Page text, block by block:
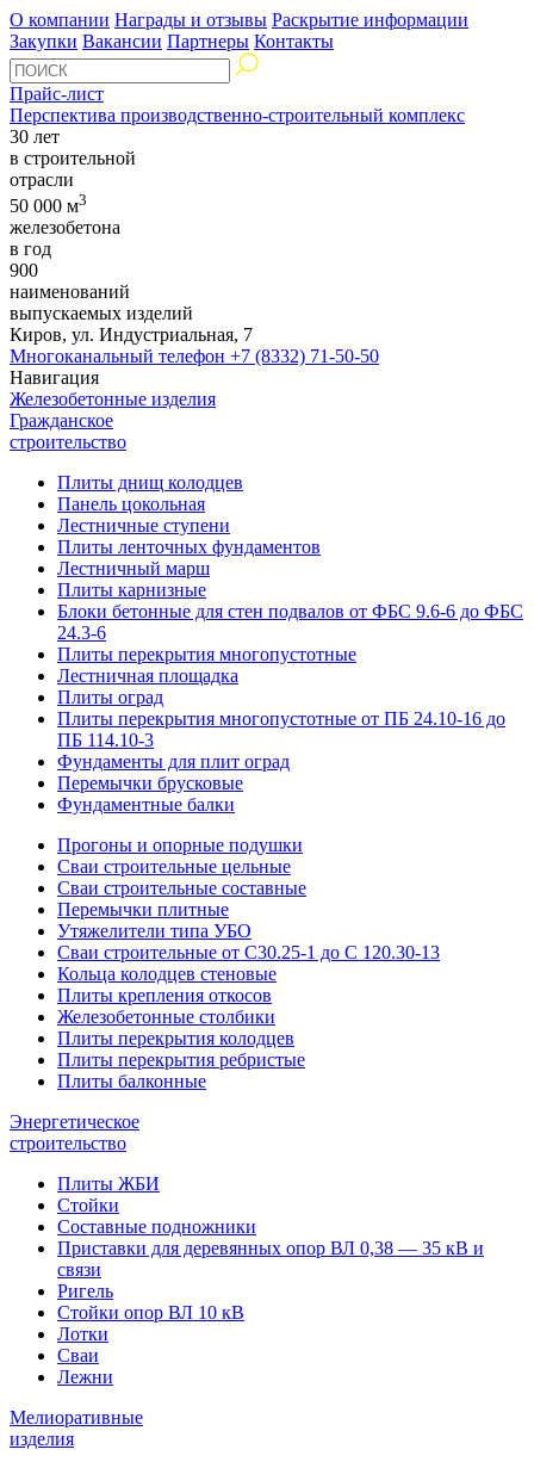
О компании Награды и отзывы Раскрытие информации
Закупки Вакансии Партнеры Контакты
Прайс-лист
Перспектива производственно-строительный комплекс
30 лет
в строительной
отрасли
50 000 м3
железобетона
в год
900
наименований
выпускаемых изделий
Киров, ул. Индустриальная, 7
Многоканальный телефон +7 (8332) 71-50-50
Навигация
Железобетонные изделия
Гражданское
строительство
Плиты днищ колодцев
Панель цокольная
Лестничные ступени
Плиты ленточных фундаментов
Лестничный марш
Плиты карнизные
Блоки бетонные для стен подвалов от ФБС 9.6-6 до ФБС
24.3-6
Плиты перекрытия многопустотные
Лестничная площадка
Плиты оград
Плиты перекрытия многопустотные от ПБ 24.10-16 до
ПБ 114.10-3
Фундаменты для плит оград
Перемычки брусковые
Фундаментные балки
Прогоны и опорные подушки
Сваи строительные цельные
Сваи строительные составные
Перемычки плитные
Утяжелители типа УБО
Сваи строительные от С30.25-1 до С 120.30-13
Кольца колодцев стеновые
Плиты крепления откосов
Железобетонные столбики
Плиты перекрытия колодцев
Плиты перекрытия ребристые
Плиты балконные
Энергетическое
строительство
Плиты ЖБИ
Стойки
Составные подножники
Приставки для деревянных опор ВЛ 0,38 — 35 кВ и
связи
Ригель
Стойки опор ВЛ 10 кВ
Лотки
Сваи
Лежни
Мелиоративные
изделия